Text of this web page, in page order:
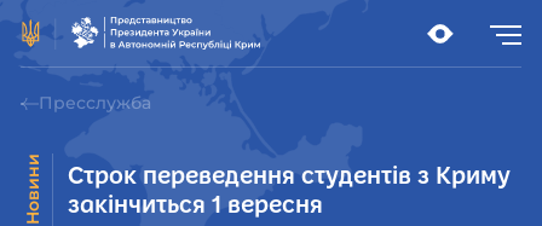
Пресслужба
Новини
Строк переведення студентів з Криму
закінчиться 1 вересня